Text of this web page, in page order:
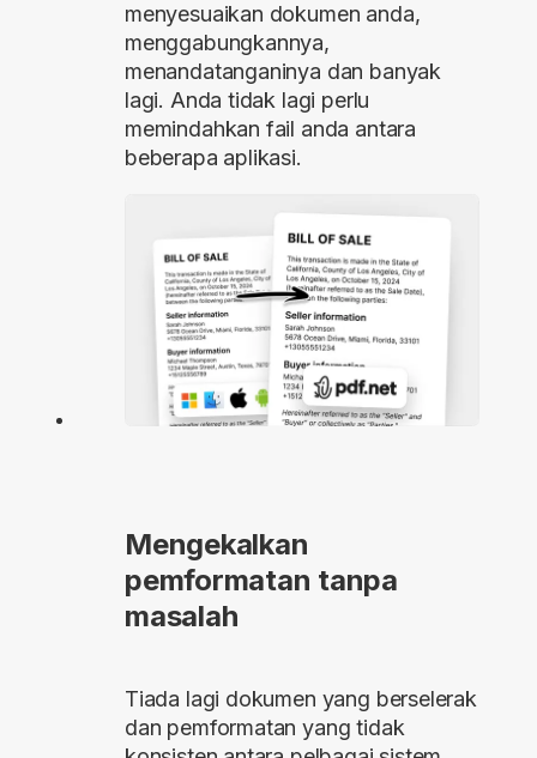
menyesuaikan dokumen anda,
menggabungkannya,
menandatanganinya dan banyak
lagi. Anda tidak lagi perlu
memindahkan fail anda antara
beberapa aplikasi.
Mengekalkan
pemformatan tanpa
masalah
Tiada lagi dokumen yang berselerak
dan pemformatan yang tidak